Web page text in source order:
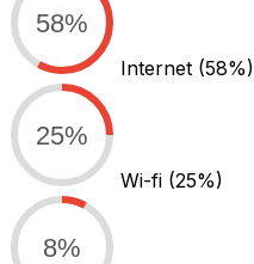
58%
Internet (58%)
25%
Wi-fi (25%)
8%